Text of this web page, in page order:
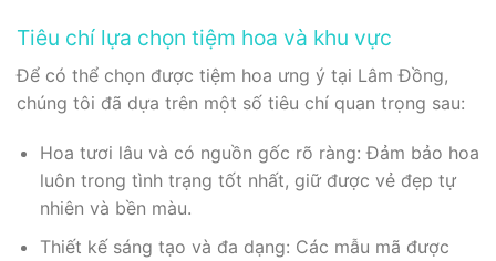
Tiêu chí lựa chọn tiệm hoa và khu vực
Để có thể chọn được tiệm hoa ưng ý tại Lâm Đồng,
chúng tôi đã dựa trên một số tiêu chí quan trọng sau:
Hoa tươi lâu và có nguồn gốc rõ ràng: Đảm bảo hoa
luôn trong tình trạng tốt nhất, giữ được vẻ đẹp tự
nhiên và bền màu.
Thiết kế sáng tạo và đa dạng: Các mẫu mã được